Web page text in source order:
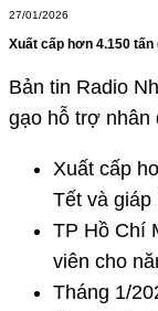
27/01/2026
Xuất cấp hơn 4.150
Bản tin Radio
gạo hỗ trợ nhân
Xuất cấp
Tết và giáp
TP Hồ Chí
viên cho
Tháng 1/